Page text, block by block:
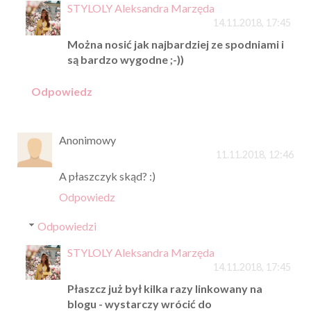
STYLOLY Aleksandra Marzęda
14.11.2018, 17:45
Można nosić jak najbardziej ze spodniami i
są bardzo wygodne ;-))
Odpowiedz
Anonimowy
11.11.2018, 12:46
A płaszczyk skąd? :)
Odpowiedz
Odpowiedzi
STYLOLY Aleksandra Marzęda
14.11.2018, 17:45
Płaszcz już był kilka razy linkowany na
blogu - wystarczy wrócić do